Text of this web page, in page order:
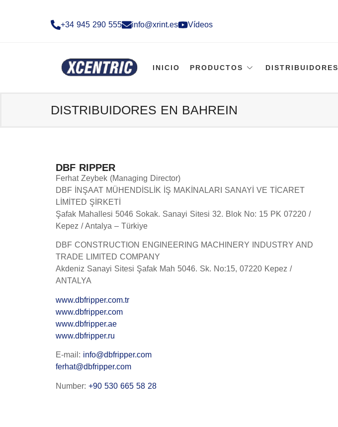
+34 945 290 555​ info@xrint.es Vídeos
INICIO PRODUCTOS DISTRIBUIDORES
DISTRIBUIDORES EN BAHREIN
DBF RIPPER
Ferhat Zeybek (Managing Director)
DBF İNŞAAT MÜHENDİSLİK İŞ MAKİNALARI SANAYİ VE TİCARET
LİMİTED ŞİRKETİ
Şafak Mahallesi 5046 Sokak. Sanayi Sitesi 32. Blok No: 15 PK 07220 /
Kepez / Antalya – Türkiye
DBF CONSTRUCTION ENGINEERING MACHINERY INDUSTRY AND
TRADE LIMITED COMPANY
Akdeniz Sanayi Sitesi Şafak Mah 5046. Sk. No:15, 07220 Kepez /
ANTALYA
www.dbfripper.com.tr
www.dbfripper.com
www.dbfripper.ae
www.dbfripper.ru
E-mail: info@dbfripper.com
ferhat@dbfripper.com
Number: +90 530 665 58 28